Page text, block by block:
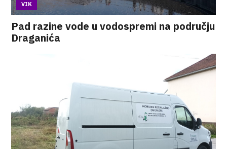
VIK
Pad razine vode u vodospremi na području
Draganića